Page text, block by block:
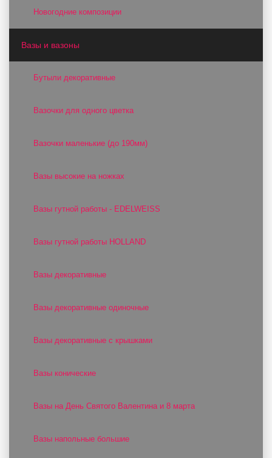
Новогодние композиции
Вазы и вазоны
Бутыли декоративные
Вазочки для одного цветка
Вазочки маленькие (до 190мм)
Вазы высокие на ножках
Вазы гутной работы - EDELWEISS
Вазы гутной работы HOLLAND
Вазы декоративные
Вазы декоративные одиночные
Вазы декоративные с крышками
Вазы конические
Вазы на День Святого Валентина и 8 марта
Вазы напольные большие